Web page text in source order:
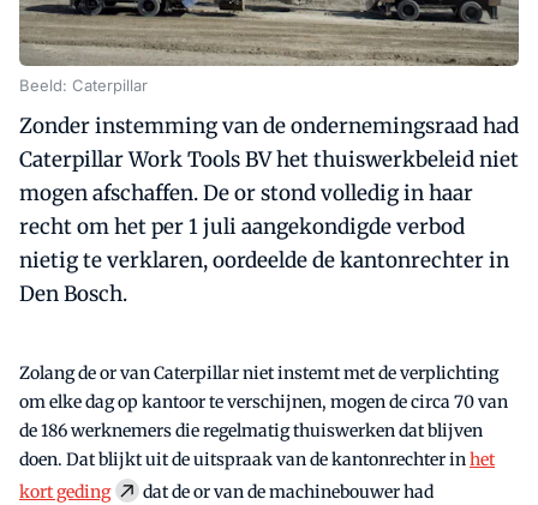
Beeld: Caterpillar
Zonder instemming van de ondernemingsraad had
Caterpillar Work Tools BV het thuiswerkbeleid niet
mogen afschaffen. De or stond volledig in haar
recht om het per 1 juli aangekondigde verbod
nietig te verklaren, oordeelde de kantonrechter in
Den Bosch.
Zolang de or van Caterpillar niet instemt met de verplichting
om elke dag op kantoor te verschijnen, mogen de circa 70 van
de 186 werknemers die regelmatig thuiswerken dat blijven
doen. Dat blijkt uit de uitspraak van de kantonrechter inhet
kort geding
dat de or van de machinebouwer had